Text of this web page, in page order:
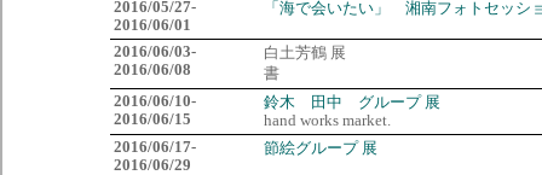
2016/05/27-
2016/06/01
「海で会いたい」 湘南フォトセッ
2016/06/03-
2016/06/08
白土芳鶴 展
書
2016/06/10-
2016/06/15
鈴木 田中 グループ 展
hand works market.
2016/06/17-
2016/06/29
節絵グループ 展